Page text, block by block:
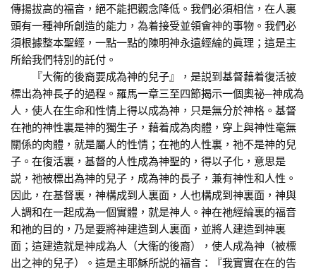
傳揚拔高的福音，絕不能把觀念降低。我們必須相信，在人裏
頭有一種神所創造的能力，為着接受並領會神的事物。我們必
須根據整本聖經，一點一點的陳明神永遠經綸的眞理；這是主
所給我們特別的託付。
『大衞的後裔要成為神的兒子』，是説到基督藉着復活被
標出為神長子的過程。羅馬一章三至四節揭示一個奧祕─神成為
人，使人在生命和性情上得以成為神，只是無分於神格。基督
在祂的神性裏是神的獨生子，藉着成為肉體，穿上與神性毫無
關係的肉體，就是屬人的性情；在祂的人性裏，祂不是神的兒
子。在復活裏，基督的人性成為神聖的，得以子化，意思是
説，祂被標出為神的兒子，成為神的長子，兼有神性和人性。
因此，在基督裏，神構成到人裏面，人也構成到神裏面，神與
人調和在一起成為一個實體，就是神人。神在祂經綸裏的福音
和祂的目的，乃是要將神建造到人裏面，並將人建造到神裏
面；這建造就是神成為人（大衞的後裔），使人成為神（被標
出之神的兒子）。這是主耶穌所説的福音：『我實實在在的告